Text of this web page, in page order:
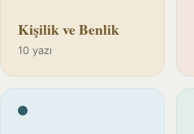
Kişilik ve Benlik
10 yazı